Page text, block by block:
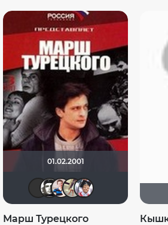
01.02.2001
Юрий.21.87SokolSined
Марш Турецкого